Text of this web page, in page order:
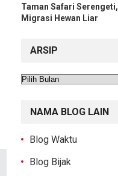
Taman Safari
Migrasi Hewan Liar
ARSIP
Arsip
NAMA BLOG LAIN
Blog Waktu
Blog Bijak